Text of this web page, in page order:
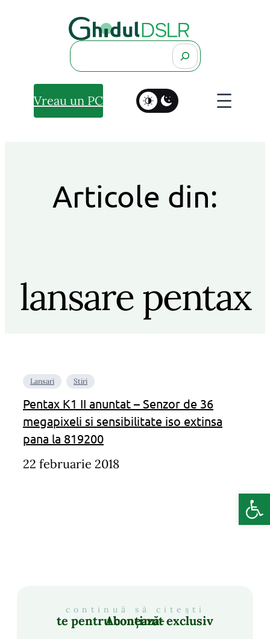
Search
Vreau un PC
Articole din:
lansare pentax
Lansari Stiri
Pentax K1 II anuntat – Senzor de 36
megapixeli si sensibilitate iso extinsa
pana la 819200
22 februarie 2018
continuă să citești
Abonează-te pentru conținut exclusiv